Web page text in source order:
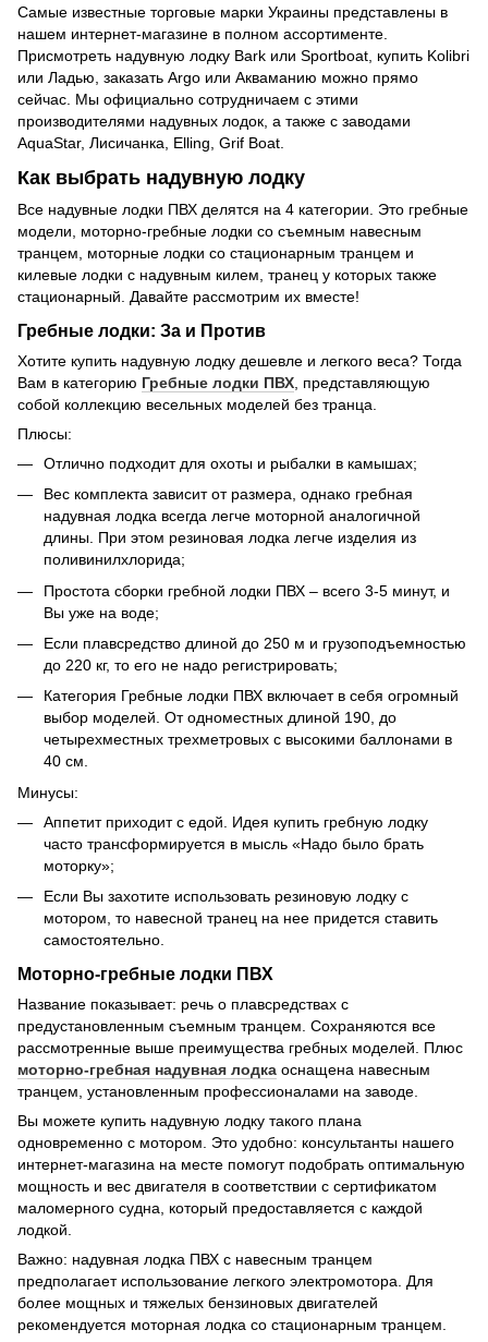
Самые известные торговые марки Украины представлены в
нашем интернет-магазине в полном ассортименте.
Присмотреть надувную лодку Bark или Sportboat, купить Kolibri
или Ладью, заказать Argo или Акваманию можно прямо
сейчас. Мы официально сотрудничаем с этими
производителями надувных лодок, а также с заводами
AquaStar, Лисичанка, Elling, Grif Boat.
Как выбрать надувную лодку
Все надувные лодки ПВХ делятся на 4 категории. Это гребные
модели, моторно-гребные лодки со съемным навесным
транцем, моторные лодки со стационарным транцем и
килевые лодки с надувным килем, транец у которых также
стационарный. Давайте рассмотрим их вместе!
Гребные лодки: За и Против
Хотите купить надувную лодку дешевле и легкого веса? Тогда
Вам в категорию Гребные лодки ПВХ , представляющую
собой коллекцию весельных моделей без транца.
Плюсы:
Отлично подходит для охоты и рыбалки в камышах;
Вес комплекта зависит от размера, однако гребная
надувная лодка всегда легче моторной аналогичной
длины. При этом резиновая лодка легче изделия из
поливинилхлорида;
Простота сборки гребной лодки ПВХ – всего 3-5 минут, и
Вы уже на воде;
Если плавсредство длиной до 250 м и грузоподъемностью
до 220 кг, то его не надо регистрировать;
Категория Гребные лодки ПВХ включает в себя огромный
выбор моделей. От одноместных длиной 190, до
четырехместных трехметровых с высокими баллонами в
40 см.
Минусы:
Аппетит приходит с едой. Идея купить гребную лодку
часто трансформируется в мысль «Надо было брать
моторку»;
Если Вы захотите использовать резиновую лодку с
мотором, то навесной транец на нее придется ставить
самостоятельно.
Моторно-гребные лодки ПВХ
Название показывает: речь о плавсредствах с
предустановленным съемным транцем. Сохраняются все
рассмотренные выше преимущества гребных моделей. Плюс
моторно-гребная надувная лодка оснащена навесным
транцем, установленным профессионалами на заводе.
Вы можете купить надувную лодку такого плана
одновременно с мотором. Это удобно: консультанты нашего
интернет-магазина на месте помогут подобрать оптимальную
мощность и вес двигателя в соответствии с сертификатом
маломерного судна, который предоставляется с каждой
лодкой.
Важно: надувная лодка ПВХ с навесным транцем
предполагает использование легкого электромотора. Для
более мощных и тяжелых бензиновых двигателей
рекомендуется моторная лодка со стационарным транцем.